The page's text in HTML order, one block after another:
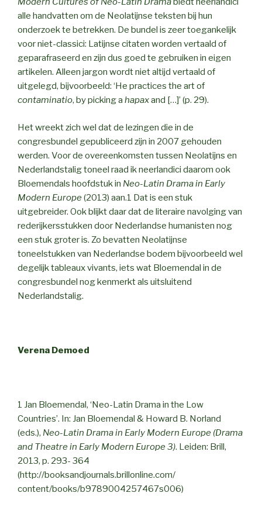
alle handvatten om de Neolatijnse teksten bij hun
onderzoek te betrekken. De bundel is zeer toegankelijk
voor niet-classici: Latijnse citaten worden vertaald of
geparafraseerd en zijn dus goed te gebruiken in eigen
artikelen. Alleen jargon wordt niet altijd vertaald of
uitgelegd, bijvoorbeeld: ‘He practices the art of
contaminatio, by picking a hapaxand […]’ (p. 29).
Het wreekt zich wel dat de lezingen die in de
congresbundel gepubliceerd zijn in 2007 gehouden
werden. Voor de overeenkomsten tussen Neolatijns en
Nederlandstalig toneel raad ik neerlandici daarom ook
Bloemendals hoofdstuk in Neo-Latin Drama in Early
Modern Europe(2013) aan.1 Dat is een stuk
uitgebreider. Ook blijkt daar dat de literaire navolging van
rederijkersstukken door Nederlandse humanisten nog
een stuk groter is. Zo bevatten Neolatijnse
toneelstukken van Nederlandse bodem bijvoorbeeld wel
degelijk tableaux vivants, iets wat Bloemendal in de
congresbundel nog kenmerkt als uitsluitend
Nederlandstalig.
Verena Demoed
1 Jan Bloemendal, ‘Neo-Latin Drama in the Low
Countries’. In: Jan Bloemendal & Howard B. Norland
(eds.), Neo-Latin Drama in Early Modern Europe (Drama
and Theatre in Early Modern Europe 3). Leiden: Brill,
2013, p. 293- 364
(http://booksandjournals.brillonline.com/
content/books/b9789004257467s006)